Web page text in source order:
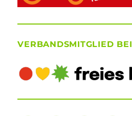
VERBANDSMITGLIED BEI